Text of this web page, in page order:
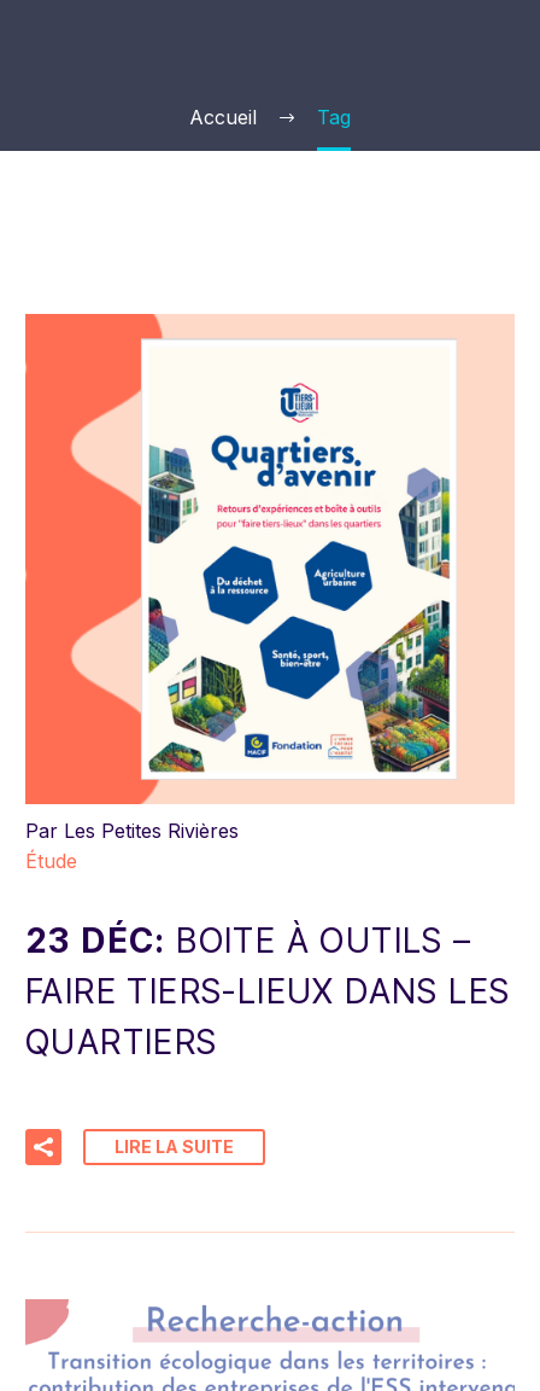
Accueil Tag
Par Les Petites Rivières
Étude
23 DÉC: BOITE À OUTILS –
FAIRE TIERS-LIEUX DANS LES
QUARTIERS
LIRE LA SUITE